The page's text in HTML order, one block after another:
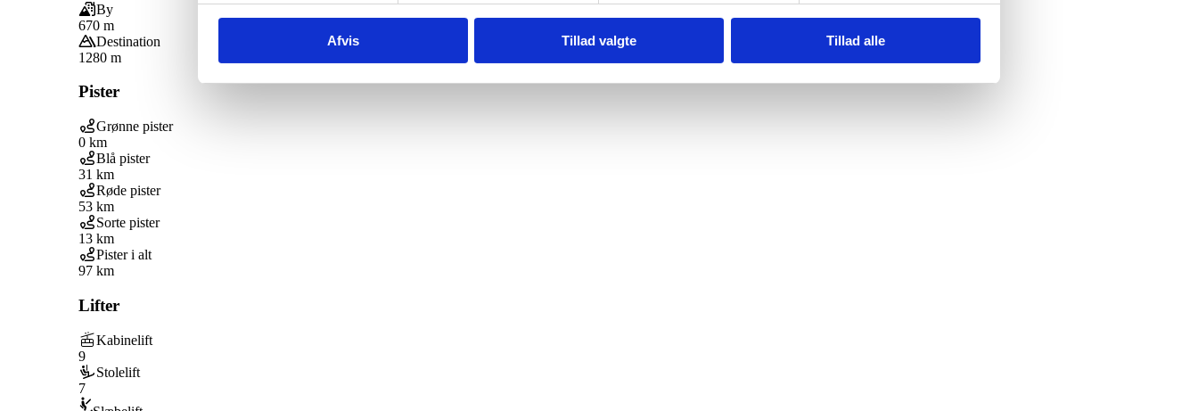
Afvis Tillad valgte Tillad alle
By
670 m
Destination
1280 m
Pister
Grønne pister
0 km
Blå pister
31 km
Røde pister
53 km
Sorte pister
13 km
Pister i alt
97 km
Lifter
Kabinelift
9
Stolelift
7